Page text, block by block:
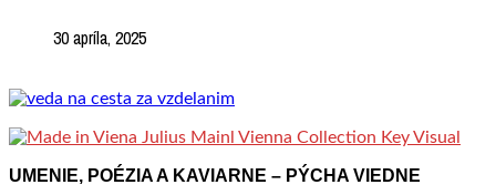
30 apríla, 2025
UMENIE, POÉZIA A KAVIARNE – PÝCHA VIEDNE